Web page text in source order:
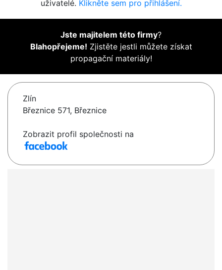
uživatelé. Klikněte sem pro přihlášení.
Jste majitelem této firmy?
Blahopřejeme! Zjistěte jestli můžete získat
propagační materiály!
Zlín
Březnice 571, Březnice
Zobrazit profil společnosti na